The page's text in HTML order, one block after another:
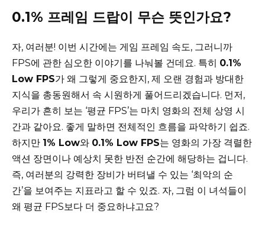
0.1% 프레임 드랍이 무슨 뜻인가요?
자, 여러분! 이번 시간에는 게임 프레임 속도, 그러니까
FPS에 관한 심오한 이야기를 나눠볼 건데요. 특히 0.1%
Low FPS가 왜 그렇게 중요한지, 제 오랜 경험과 방대한
지식을 총동원해서 속 시원하게 풀어드리겠습니다. 먼저,
우리가 흔히 보는 ‘평균 FPS’는 마치 영화의 전체 상영 시
간과 같아요. 좋게 말하면 전체적인 흐름을 파악하기 쉽죠.
하지만 1% Low와 0.1% Low FPS는 영화의 가장 격렬한
액션 장면이나 예상치 못한 반전 순간에 해당하는 겁니다.
즉, 여러분의 강력한 장비가 버텨낼 수 있는 ‘최악의 순
간’을 보여주는 지표라고 할 수 있죠. 자, 그럼 이 녀석들이
왜 평균 FPS보다 더 중요하냐고요?